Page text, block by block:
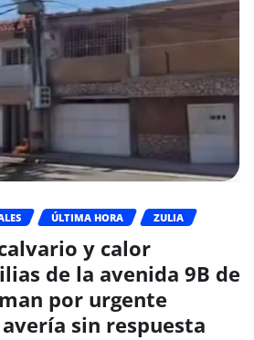
ÚLTIMA HORA ZULIA
y calor
de la avenida 9B de
por urgente
sin respuesta